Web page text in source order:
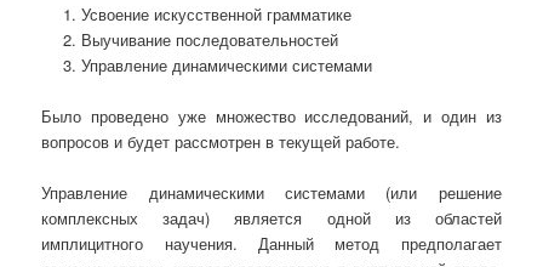
Усвоение искусственной грамматике
Выучивание последовательностей
Управление динамическими системами
Было проведено уже множество исследований, и один из
вопросов и будет рассмотрен в текущей работе.
Управление динамическими системами (или решение
комплексных задач) является одной из областей
имплицитного научения. Данный метод предполагает